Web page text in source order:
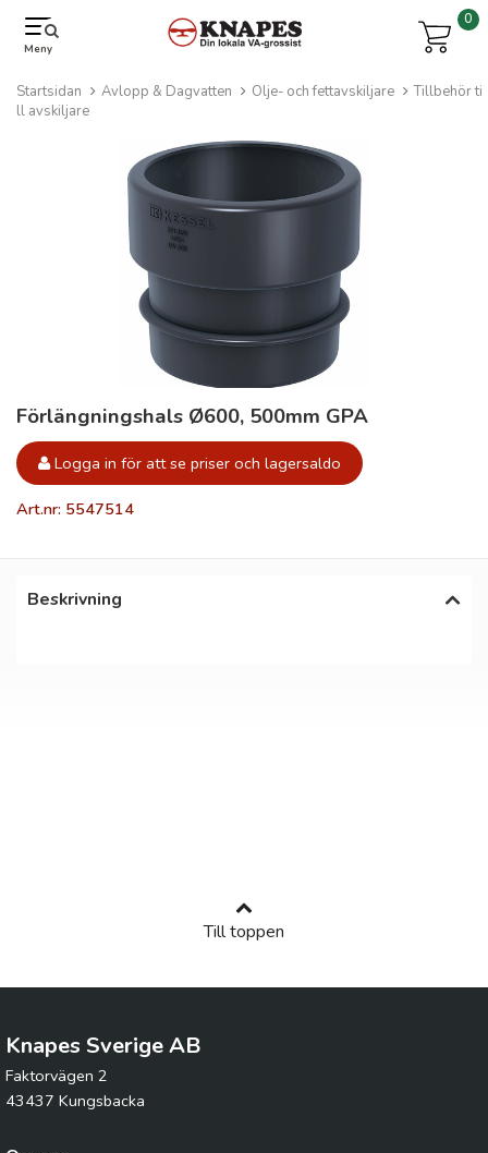
Meny
0
Startsidan Avlopp & Dagvatten Olje- och fettavskiljare
Tillbehör ti
ll avskiljare
Förlängningshals Ø600, 500mm GPA
Logga in för att se priser och lagersaldo
Art.nr: 5547514
Beskrivning
Till toppen
Knapes Sverige AB
Faktorvägen 2
43437 Kungsbacka